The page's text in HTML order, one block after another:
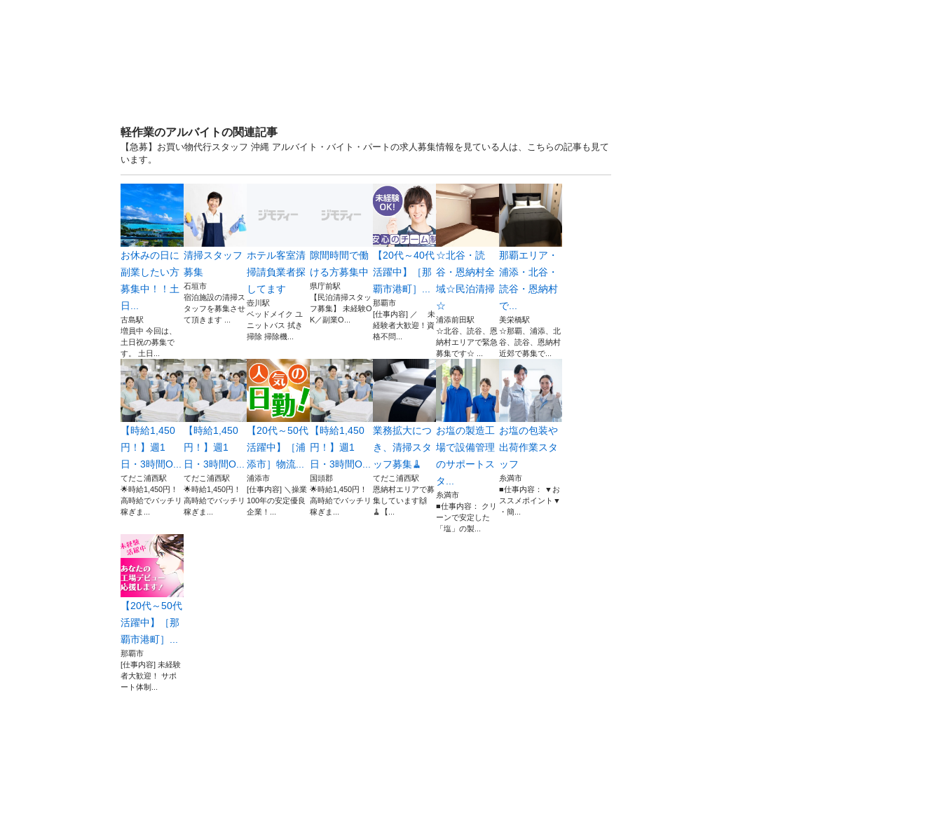
軽作業のアルバイトの関連記事
【急募】お買い物代行スタッフ 沖縄 アルバイト・バイト・パートの求人募集情報を見ている人は、こちらの記事も見て
います。
お休みの日に
副業したい方
募集中！！土
日...
古島駅
増員中 今回は、
土日祝の募集で
す。 土日...
清掃スタッフ
募集
石垣市
宿泊施設の清掃ス
タッフを募集させ
て頂きます ...
ホテル客室清
掃請負業者探
してます
壺川駅
ベッドメイク ユ
ニットバス 拭き
掃除 掃除機...
隙間時間で働
ける方募集中
県庁前駅
【民泊清掃スタッ
フ募集】 未経験O
K／副業O...
【20代～40代
活躍中】［那
覇市港町］...
那覇市
[仕事内容] ／ 未
経験者大歓迎！資
格不問...
☆北谷・読
谷・恩納村全
域☆民泊清掃
☆
浦添前田駅
☆北谷、読谷、恩
納村エリアで緊急
募集です☆ ...
那覇エリア・
浦添・北谷・
読谷・恩納村
で...
美栄橋駅
☆那覇、浦添、北
谷、読谷、恩納村
近郊で募集で...
【時給1,450
円！】週1
日・3時間O...
てだこ浦西駅
🌟時給1,450円！
高時給でバッチリ
稼ぎま...
【時給1,450
円！】週1
日・3時間O...
てだこ浦西駅
🌟時給1,450円！
高時給でバッチリ
稼ぎま...
【20代～50代
活躍中】［浦
添市］物流...
浦添市
[仕事内容] ＼操業
100年の安定優良
企業！...
【時給1,450
円！】週1
日・3時間O...
国頭郡
🌟時給1,450円！
高時給でバッチリ
稼ぎま...
業務拡大につ
き、清掃スタ
ッフ募集🧹
てだこ浦西駅
恩納村エリアで募
集しています🙌
🧹【...
お塩の製造工
場で設備管理
のサポートス
タ...
糸満市
■仕事内容： クリ
ーンで安定した
「塩」の製...
お塩の包装や
出荷作業スタ
ッフ
糸満市
■仕事内容： ▼お
ススメポイント▼
・簡...
【20代～50代
活躍中】［那
覇市港町］...
那覇市
[仕事内容] 未経験
者大歓迎！ サポ
ート体制...